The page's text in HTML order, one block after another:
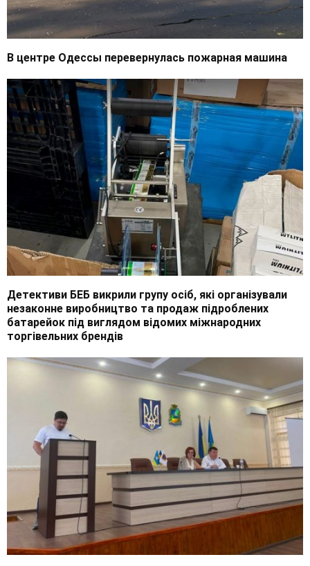
В центре Одессы перевернулась пожарная машина
Детективи БЕБ викрили групу осіб, які організували
незаконне виробництво та продаж підроблених
батарейок під виглядом відомих міжнародних
торгівельних брендів